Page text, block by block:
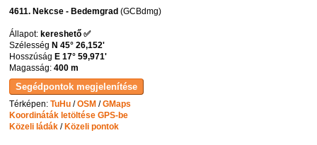
4611. Nekcse - Bedemgrad (GCBdmg)
Állapot: kereshető ✅
Szélesség N 45° 26,152'
Hosszúság E 17° 59,971'
Magasság:400 m
Térképen:TuHu /OSM /GMaps
Koordináták letöltése GPS-be
Közeli ládák / Közeli pontok